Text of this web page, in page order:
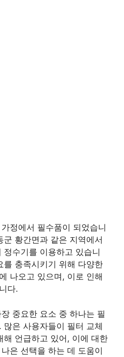
정에서 필수품이 되었습니
황간면과 같은 지역에서
수기를 이용하고 있습니
를 충족시키기 위해 다양한
나오고 있으며, 이로 인해
다.
중요한 요소 중 하나는 필
많은 사용자들이 필터 교체
해 언급하고 있어, 이에 대한
은 선택을 하는 데 도움이